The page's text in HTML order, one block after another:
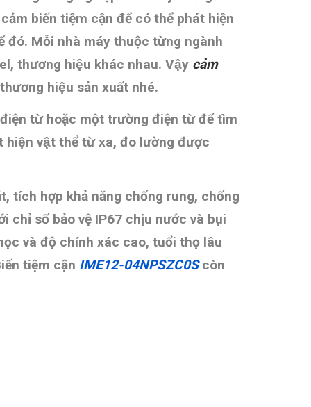
biến tiệm cận để có thể phát hiện
đó. Mỗi nhà máy thuộc từng ngành
thương hiệu khác nhau. Vậy cảm
hiệu sản xuất nhé.
từ hoặc một trường điện từ để tìm
hiện vật thể từ xa, đo lường được
tích hợp khả năng chống rung, chống
chỉ số bảo vệ IP67 chịu nước và bụi
và độ chính xác cao, tuổi thọ lâu
tiệm cận IME12-04NPSZC0Scòn